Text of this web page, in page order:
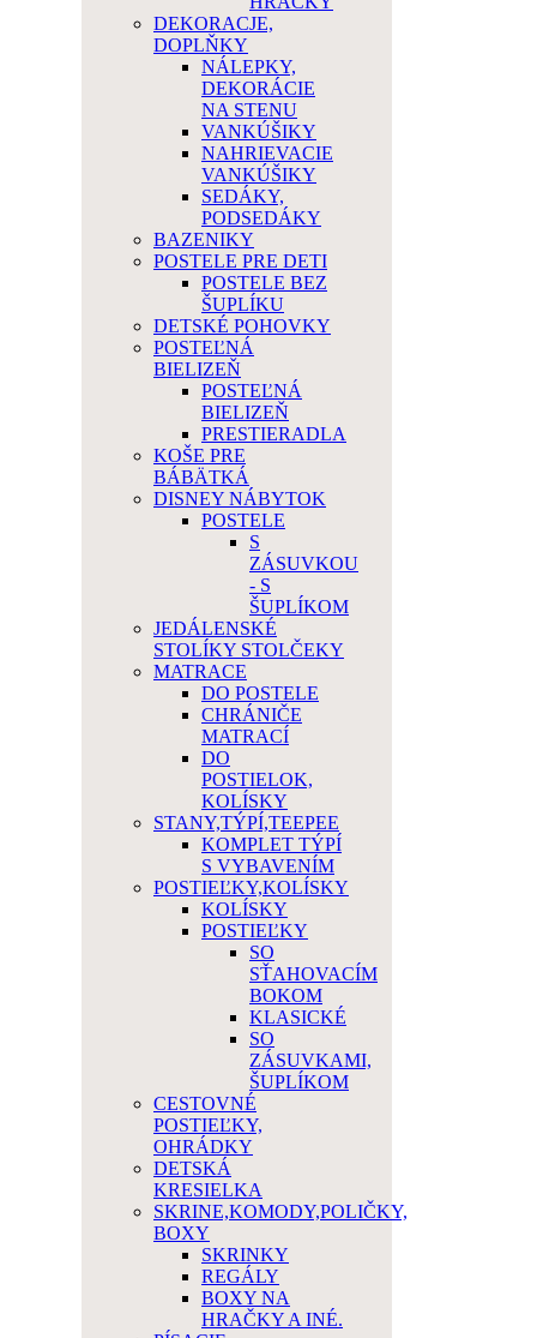
DEKORACJE,
DOPLŇKY
NÁLEPKY,
DEKORÁCIE
NA STENU
VANKÚŠIKY
NAHRIEVACIE
VANKÚŠIKY
SEDÁKY,
PODSEDÁKY
BAZENIKY
POSTELE PRE DETI
POSTELE BEZ
ŠUPLÍKU
DETSKÉ POHOVKY
POSTEĽNÁ
BIELIZEŇ
POSTEĽNÁ
BIELIZEŇ
PRESTIERADLA
KOŠE PRE
BÁBÄTKÁ
DISNEY NÁBYTOK
POSTELE
S
ZÁSUVKOU
- S
ŠUPLÍKOM
JEDÁLENSKÉ
STOLÍKY STOLČEKY
MATRACE
DO POSTELE
CHRÁNIČE
MATRACÍ
DO
POSTIELOK,
KOLÍSKY
STANY,TÝPÍ,TEEPEE
KOMPLET TÝPÍ
S VYBAVENÍM
POSTIEĽKY,KOLÍSKY
KOLÍSKY
POSTIEĽKY
SO
SŤAHOVACÍM
BOKOM
KLASICKÉ
SO
ZÁSUVKAMI,
ŠUPLÍKOM
CESTOVNÉ
POSTIEĽKY,
OHRÁDKY
DETSKÁ
KRESIELKA
SKRINE,KOMODY,POLIČKY,
BOXY
SKRINKY
REGÁLY
BOXY NA
HRAČKY A INÉ.